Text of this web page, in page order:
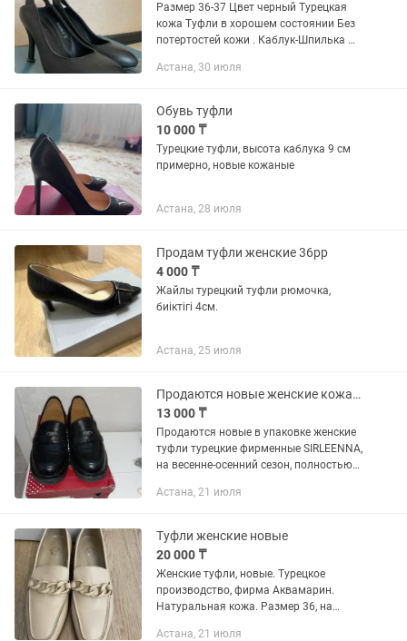
Размер 36-37 Цвет черный Турецкая
кожа Туфли в хорошем состоянии Без
потертостей кожи . Каблук-Шпилька 👠
товара пишите 📲
Астана, 30 июля
Обувь туфли
10 000 ₸
Турецкие туфли, высота каблука 9 см
примерно, новые кожаные
Астана, 28 июля
Продам туфли женские 36рр
4 000 ₸
Жайлы турецкий туфли рюмочка,
биіктігі 4см.
Астана, 25 июля
Продаются новые женские кожанные туфли недорого
13 000 ₸
Продаются новые в упаковке женские
туфли турецкие фирменные SIRLEENNA,
на весенне-осенний сезон, полностью
плотной подошве, размер 38. Отличное
Астана, 21 июля
Туфли женские новые
20 000 ₸
Женские туфли, новые. Турецкое
производство, фирма Аквамарин.
Натуральная кожа. Размер 36, на
Астана, 21 июля